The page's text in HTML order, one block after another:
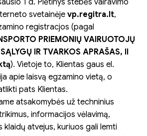
1 d. Plėtinys stebės vairavimo
svetainėjevp.regitra.lt,
registracjos (pagal
PRIEMONIŲ VAIRUOTOJŲ
IR TVARKOS APRAŠAS, II
). Vietoje to, Klientas gaus el.
apie laisvą egzamino vietą, o
pats Klientas.
atsakomybės už techninius
informacijos vėlavimą,
klaidų atvejus, kuriuos gali lemti